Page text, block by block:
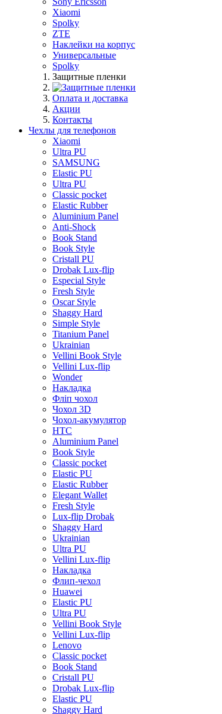
Xiaomi
Spolky
ZTE
Наклейки на корпус
Универсальные
Spolky
Защитные пленки
Оплата и доставка
Акции
Контакты
Чехлы для телефонов
Xiaomi
Ultra PU
SAMSUNG
Elastic PU
Ultra PU
Classic pocket
Elastic Rubber
Aluminium Panel
Anti-Shock
Book Stand
Book Style
Cristall PU
Drobak Lux-flip
Especial Style
Fresh Style
Oscar Style
Shaggy Hard
Simple Style
Titanium Panel
Ukrainian
Vellini Book Style
Vellini Lux-flip
Wonder
Накладка
Фліп чохол
Чохол 3D
Чохол-акумулятор
HTC
Aluminium Panel
Book Style
Classic pocket
Elastic PU
Elastic Rubber
Elegant Wallet
Fresh Style
Lux-flip Drobak
Shaggy Hard
Ukrainian
Ultra PU
Vellini Lux-flip
Накладка
Флип-чехол
Huawei
Elastic PU
Ultra PU
Vellini Book Style
Vellini Lux-flip
Lenovo
Classic pocket
Book Stand
Cristall PU
Drobak Lux-flip
Elastic PU
Shaggy Hard